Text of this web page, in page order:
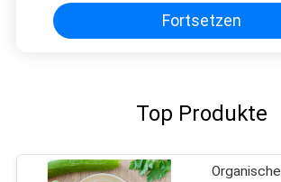
Fortsetzen
Top Produkte
Organische